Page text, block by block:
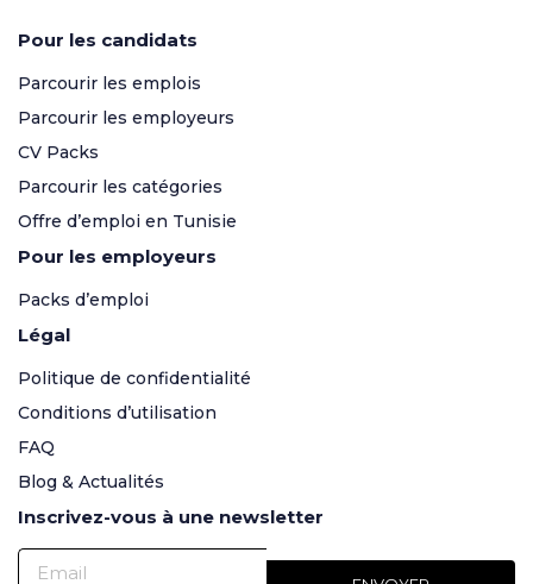
Pour les candidats
Parcourir les emplois
Parcourir les employeurs
CV Packs
Parcourir les catégories
Offre d’emploi en Tunisie
Pour les employeurs
Packs d’emploi
Légal
Politique de confidentialité
Conditions d’utilisation
FAQ
Blog & Actualités
Inscrivez-vous à une newsletter